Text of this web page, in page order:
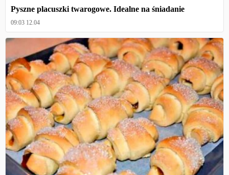
Pyszne placuszki twarogowe. Idealne na śniadanie
09:03 12.04